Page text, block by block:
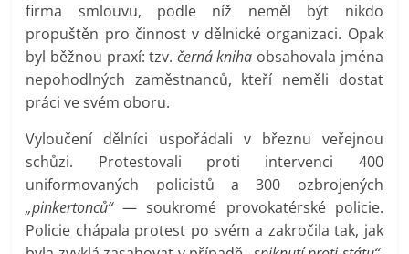
firma smlouvu, podle níž neměl být nikdo
propuštěn pro činnost v dělnické organizaci. Opak
byl běžnou praxí: tzv. černá kniha obsahovala jména
nepohodlných zaměstnanců, kteří neměli dostat
práci ve svém oboru.
Vyloučení dělníci uspořádali v březnu veřejnou
schůzi. Protestovali proti intervenci 400
uniformovaných policistů a 300 ozbrojených
„pinkertonců“— soukromé provokatérské policie.
Policie chápala protest po svém a zakročila tak, jak